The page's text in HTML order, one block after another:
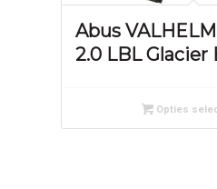
Abus
2.0 LBL Glacier
Opties